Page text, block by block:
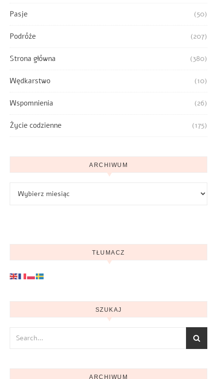
Pasje (50)
Podróże (207)
Strona główna (380)
Wędkarstwo (10)
Wspomnienia (26)
Życie codzienne (175)
ARCHIWUM
TŁUMACZ
SZUKAJ
ARCHIWUM